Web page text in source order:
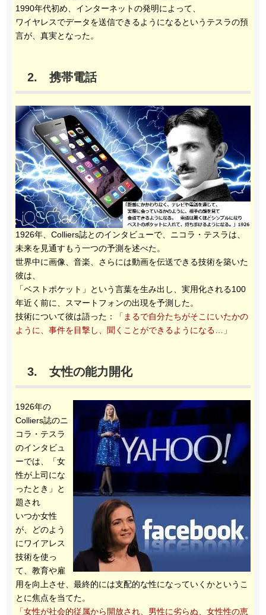
1990年代初め、インターネットの発明によって、
ワイヤレスでデータを送信できるようになるというテスラの預
言が、真実となった。
2. 携帯電話
1926年、Colliers誌とのインタビューで、ニコラ・テスラは、
未来を見通すもう一つの予測を述べた。
世界中に画像、音楽、さらには動画を伝送できる技術を築いた
彼は、
「ベストポケット」という言葉を生み出し、実用化される100
年近く前に、スマートフォンの出現を予測した。
技術について彼は語った：
「まるで自分たちがそこにいたかの
ように、事件を目撃し、聞くことができるようになる…」
3. 女性の能力開化
1926年の
Colliers誌のニ
コラ・テスラ
のインタビュ
ーでは、「女
性が上司にな
ったとき」と
題され
いつか女性
が、どのよう
にワイアレス
技術を使っ
て、教育や雇
用を向上させ、最終的には支配的な性になっていくかというこ
とに焦点を当てた。
「女性が社会的従属から開放され、男性に劣らぬ、女性性の恵